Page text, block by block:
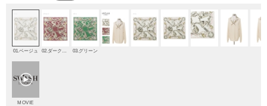
01.ベージュ 03.グリーン
MOVIE